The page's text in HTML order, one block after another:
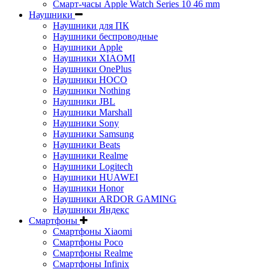
Смарт-часы Apple Watch Series 10 46 mm
Наушники
Наушники для ПК
Наушники беспроводные
Наушники Apple
Наушники XIAOMI
Наушники OnePlus
Наушники HOCO
Наушники Nothing
Наушники JBL
Наушники Marshall
Наушники Sony
Наушники Samsung
Наушники Beats
Наушники Realme
Наушники Logitech
Наушники HUAWEI
Наушники Honor
Наушники ARDOR GAMING
Наушники Яндекс
Смартфоны
Смартфоны Xiaomi
Смартфоны Poco
Смартфоны Realme
Смартфоны Infinix